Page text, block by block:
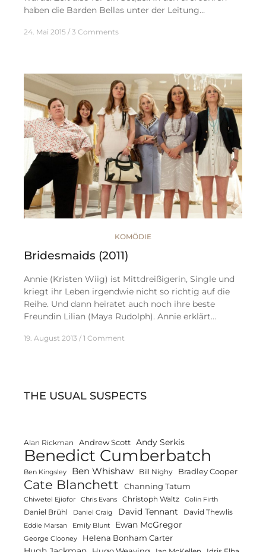
haben die Barden Bellas unter der Leitung…
24. Mai 2015 3 Comments
KOMÖDIE
Bridesmaids (2011)
Annie (Kristen Wiig) ist Mittdreißigerin, Single und
kriegt ihr Leben irgendwie nicht so richtig auf die
Reihe. Und dann heiratet auch noch ihre beste
Freundin Lilian (Maya Rudolph). Annie erklärt…
19. August 2013 1 Comment
THE USUAL SUSPECTS
Alan Rickman Andrew Scott Andy Serkis
Benedict Cumberbatch
Ben Kingsley Ben Whishaw Bill Nighy Bradley Cooper
Cate Blanchett Channing Tatum
Chiwetel Ejiofor Chris Evans Christoph Waltz Colin Firth
Daniel Brühl Daniel Craig David Tennant David Thewlis
Eddie Marsan Emily Blunt Ewan McGregor
George Clooney Helena Bonham Carter